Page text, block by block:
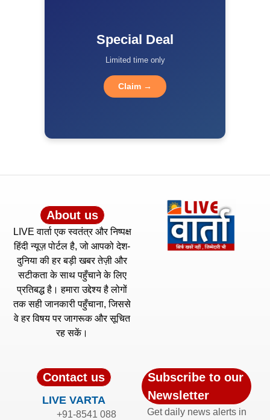
Special Deal
Limited time only
Claim →
About us
LIVE वार्ता एक स्वतंत्र और निष्पक्ष
हिंदी न्यूज़ पोर्टल है, जो आपको देश-
दुनिया की हर बड़ी खबर तेज़ी और
सटीकता के साथ पहुँचाने के लिए
प्रतिबद्ध है। हमारा उद्देश्य है लोगों
तक सही जानकारी पहुँचाना, जिससे
वे हर विषय पर जागरूक और सूचित
रह सकें।
Contact us
LIVE VARTA
+91-8541 088
Subscribe to our
Newsletter
Get daily news alerts in